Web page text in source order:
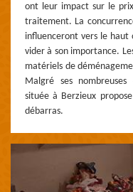
ont leur impact sur le
traitement. La
influenceront vers le haut
vider à son importance.
matériels de
Malgré ses
située à Berzieux
débarras.